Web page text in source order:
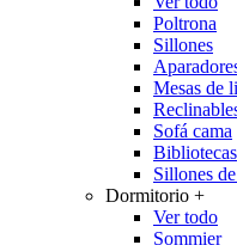
Poltrona
Sillones
Mesas de
Sofá cama
Bibliotecas
Sillones
Dormitorio +
Ver todo
Sommier